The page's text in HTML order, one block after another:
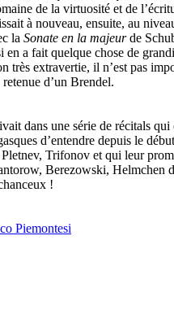
de la virtuosité et de
à nouveau, ensuite, au
la Sonate en la majeurde
en a fait quelque chose de
très extravertie, il n’est pas
d’un Brendel.
dans une série de récitals qui
d’entendre depuis le
Trifonov et qui leur
Berezowski, Helmchen
!
Piemontesi